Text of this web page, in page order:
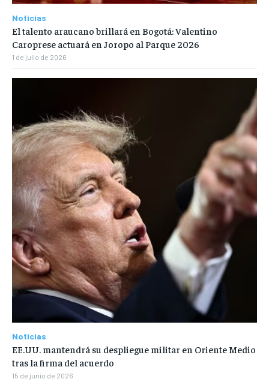
Noticias
El talento araucano brillará en Bogotá: Valentino
Caroprese actuará en Joropo al Parque 2026
1 de julio de 2026
Noticias
EE.UU. mantendrá su despliegue militar en Oriente Medio
tras la firma del acuerdo
15 de junio de 2026